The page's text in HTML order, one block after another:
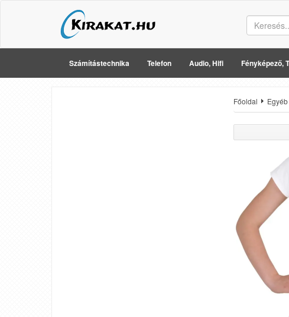
Számítástechnika Telefon Audio, Hifi Fényképező,
Főoldal Egyéb